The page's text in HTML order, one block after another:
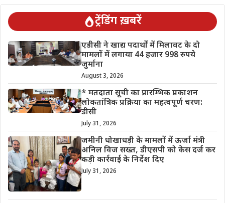
ट्रेंडिंग ख़बरें
एडीसी ने खाद्य पदार्थों में मिलावट के दो
मामलों में लगाया 44 हजार 998 रुपये
जुर्माना
August 3, 2026
* मतदाता सूची का प्रारम्भिक प्रकाशन
लोकतांत्रिक प्रक्रिया का महत्वपूर्ण चरण:
डीसी
July 31, 2026
जमीनी धोखाधड़ी के मामलों में ऊर्जा मंत्री
अनिल विज सख्त, डीएसपी को केस दर्ज कर
कड़ी कार्रवाई के निर्देश दिए
July 31, 2026